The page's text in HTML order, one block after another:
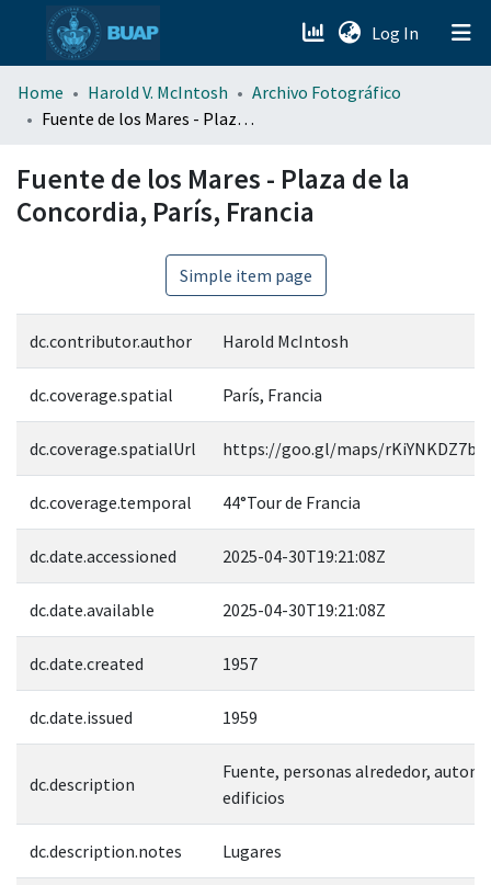
Log In (current)
menu.section.about_menu
Home Harold V. McIntosh
Archivo Fotográfico
Fuente de los Mares - Plaza de la Concordia, París, Francia
Fuente de los Mares - Plaza de la
Concordia, París, Francia
Simple item page
dc.contributor.author Harold McIntosh
dc.coverage.spatial París, Francia
dc.coverage.spatialUrl https://goo.gl/maps/
dc.coverage.temporal 44°Tour de Francia
dc.date.accessioned 2025-04-30T19:21:08Z
dc.date.available 2025-04-30T19:21:08Z
dc.date.created 1957
dc.date.issued 1959
dc.description
Fuente, personas alrededor,
edificios
dc.description.notes Lugares